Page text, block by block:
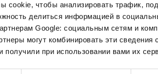
cookie, чтобы анализировать трафик,
делиться информацией в
Google: социальным сетям и
могут комбинировать эти
получили при использовании вами их
страницы